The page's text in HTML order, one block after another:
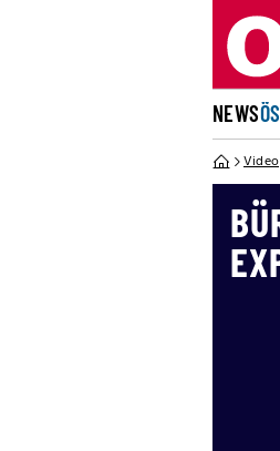
NEWS
Video